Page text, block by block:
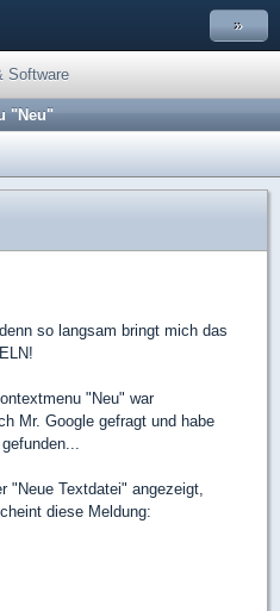
»
Software
"Neu"
so langsam bringt mich das
"Neu" war
Mr. Google gefragt und habe
"Neue Textdatei" angezeigt,
diese Meldung: